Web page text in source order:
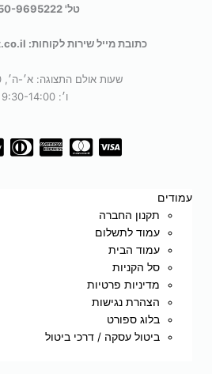
טל' 050-9695222
כתובת מייל שירות לקוחות: hello@idosport.co.il
שעות אולם התצוגה: א׳-ה׳, 9:00-18:00
ו׳: 9:30-14:00
עמודים
תקנון החברה
עמוד לתשלום
עמוד הבית
סל הקניות
מדיניות פרטיות
הצהרת נגישות
בלוג ספורט
ביטול עסקה / דרכי ביטול